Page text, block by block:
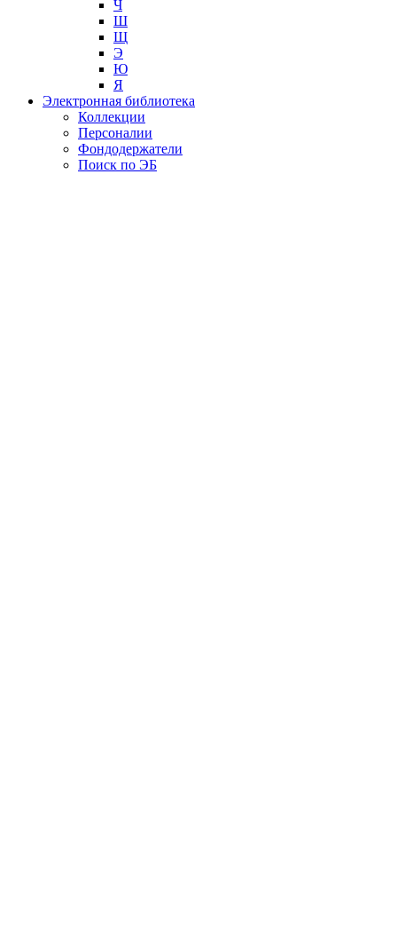
Ч
Ш
Щ
Э
Ю
Я
Электронная библиотека
Коллекции
Персоналии
Фондодержатели
Поиск по ЭБ